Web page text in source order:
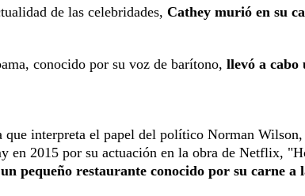
de las celebridades, Cathey murió en su
conocido por su voz de barítono, llevó a
interpreta el papel del político Norman
en 2015 por su actuación en la obra de Netflix,
pequeño restaurante conocido por su carne a